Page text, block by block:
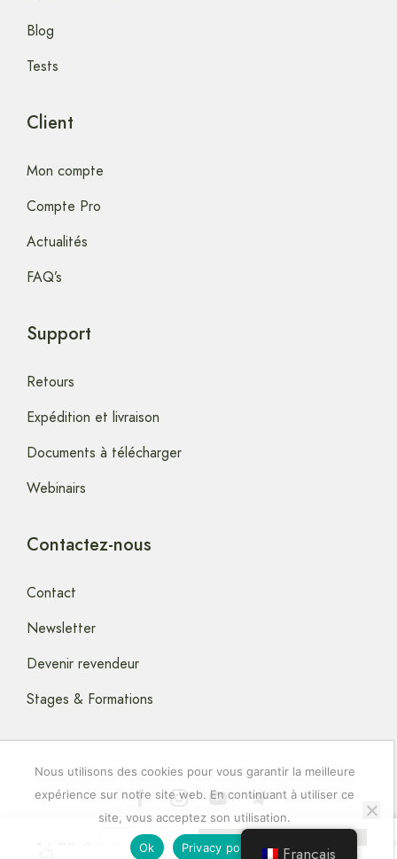
Ajouter Au Panier
Blog
Tests
Client
Mon compte
Compte Pro
Actualités
FAQ’s
Support
Retours
Expédition et livraison
Documents à télécharger
Webinairs
Contactez-nous
Contact
Newsletter
Devenir revendeur
Stages & Formations
Copyright © 2024 artstella-Elixirs-Floraux
Français
Nous utilisons des cookies pour vous garantir la meilleure
expérience sur notre site web. En continuant à utiliser ce
site, vous acceptez son utilisation.
Ok Privacy policy